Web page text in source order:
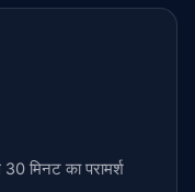
मिनट का परामर्श